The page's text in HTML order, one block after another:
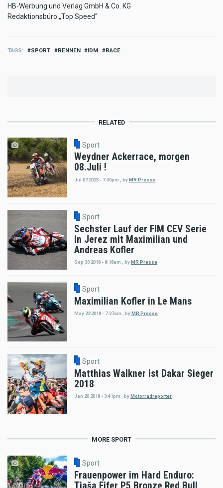
HB-Werbung und Verlag GmbH & Co. KG
Redaktionsbüro „Top Speed“
TAGS SPORT RENNEN IDM RACE
RELATED
Sport
Weydner Ackerrace, morgen
08.Juli !
Jul 07 2023 - 7:40pm byMR Presse
Sport
Sechster Lauf der FIM CEV Serie
in Jerez mit Maximilian und
Andreas Kofler
Sep 30 2018 - 8:18am , by MR Presse
Sport
Maximilian Kofler in Le Mans
May 22 2018 - 7:37am byMR Presse
Sport
Matthias Walkner ist Dakar Sieger
2018
Jan 20 2018 - 3:41pm byMotorradreporter
MORE SPORT
Sport
Frauenpower im Hard Enduro: